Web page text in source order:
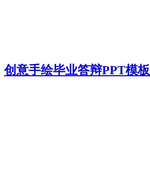
创意手绘毕业答辩PPT模板